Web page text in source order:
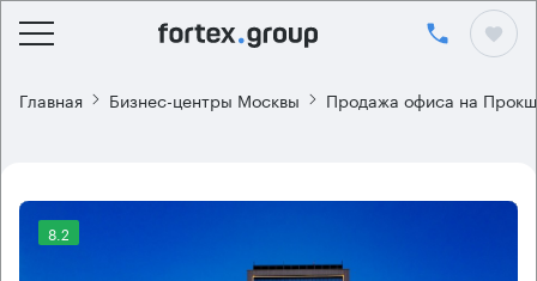
Главная Бизнес-центры Москвы Продажа офиса на
8.2